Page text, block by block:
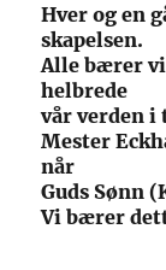
Hver og en
skapelsen.
Alle bærer vi
helbrede
vår verden i
Mester
når
Guds Sønn
Vi bærer